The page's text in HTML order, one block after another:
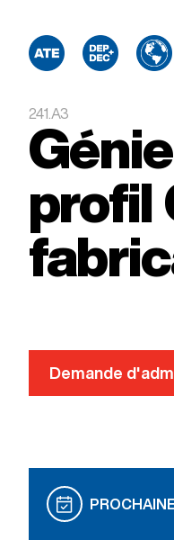
241.A3
profil
Demande